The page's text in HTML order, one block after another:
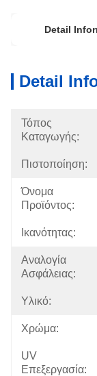
Detail
Detail
Τόπος
Καταγωγής:
Πιστοποίηση:
Όνομα
Προϊόντος:
Ικανότητας:
Αναλογία
Ασφάλειας:
Υλικό:
Χρώμα:
UV
Επεξεργασία: